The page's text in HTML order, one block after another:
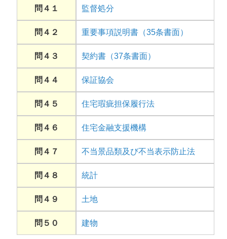
問４１ 監督処分
問４２ 重要事項説明書（35条書面）
問４３ 契約書（37条書面）
問４４ 保証協会
問４５ 住宅瑕疵担保履行法
問４６ 住宅金融支援機構
問４７ 不当景品類及び不当表示防止法
問４８ 統計
問４９ 土地
問５０ 建物